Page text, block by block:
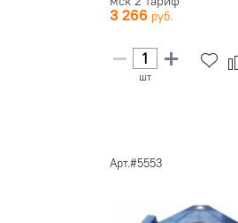
3 266
шт
Арт.#5553